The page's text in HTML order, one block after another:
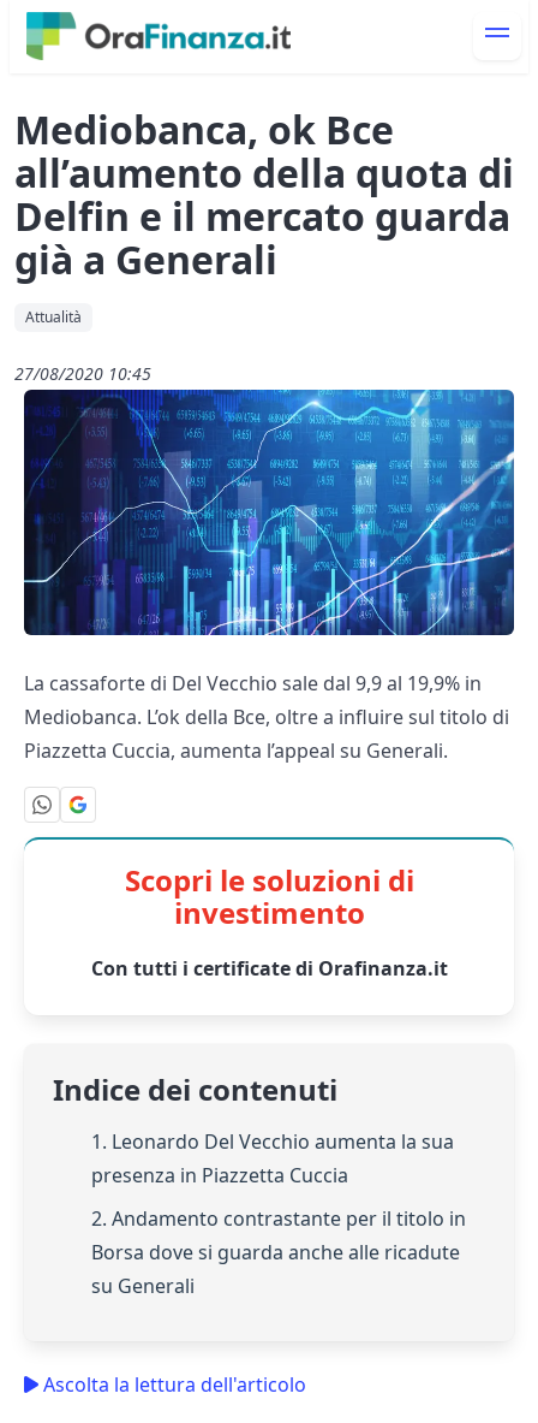
Mediobanca, ok Bce
all’aumento della quota di
Delfin e il mercato guarda
già a Generali
Attualità
27/08/2020 10:45
La cassaforte di Del Vecchio sale dal 9,9 al 19,9% in
Mediobanca. L’ok della Bce, oltre a influire sul titolo di
Piazzetta Cuccia, aumenta l’appeal su Generali.
Scopri le soluzioni di
investimento
Con tutti i certificate di Orafinanza.it
Indice dei contenuti
1. Leonardo Del Vecchio aumenta la sua
presenza in Piazzetta Cuccia
2. Andamento contrastante per il titolo in
Borsa dove si guarda anche alle ricadute
su Generali
Ascolta la lettura dell'articolo